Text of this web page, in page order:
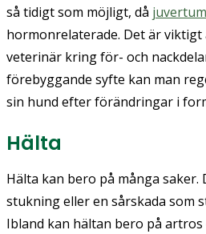
så tidigt som möjligt, då
hormonrelaterade. Det är
veterinär kring för- och
förebyggande syfte kan man
sin hund efter förändringar i
Hälta
Hälta kan bero på många
stukning eller en sårskada som
Ibland kan hältan bero på